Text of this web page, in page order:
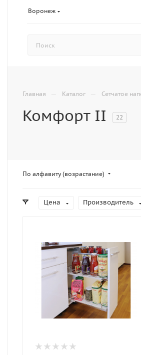
Воронеж
Главная — Каталог — Сетчатое
Комфорт II 22
По алфавиту (возрастание)
Цена Производитель